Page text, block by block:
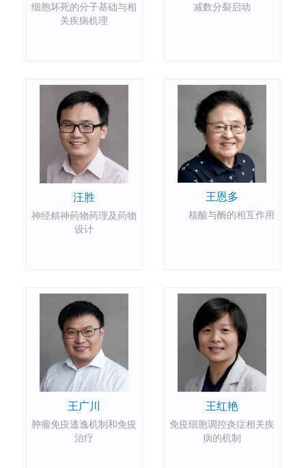
细胞坏死的分子基础与相
关疾病机理
减数分裂启动
汪胜
神经精神药物药理及药物
设计
王恩多
核酸与酶的相互作用
王广川
肿瘤免疫逃逸机制和免疫
治疗
王红艳
免疫细胞调控炎症相关疾
病的机制